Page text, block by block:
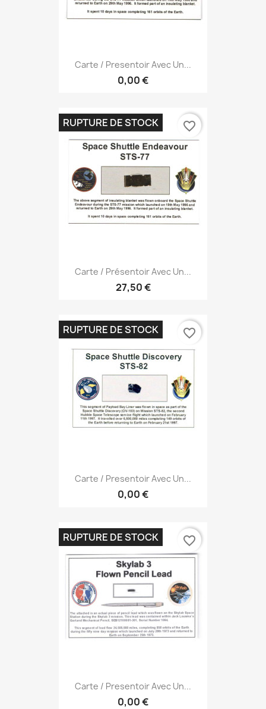
Carte / Presentoir Avec Un...
0,00 €
Carte / Présentoir Avec Un...
27,50 €
RUPTURE DE STOCK favorite_border
Carte / Presentoir Avec Un...
0,00 €
RUPTURE DE STOCK favorite_border
Carte / Presentoir Avec Un...
0,00 €
RUPTURE DE STOCK favorite_border